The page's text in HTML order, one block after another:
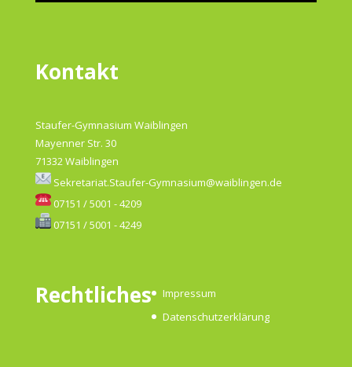
Kontakt
Staufer-Gymnasium Waiblingen
Mayenner Str. 30
71332 Waiblingen
Sekretariat.Staufer-Gymnasium@waiblingen.de
07151 / 5001 - 4209
07151 / 5001 - 4249
Rechtliches
Impressum
Datenschutzerklärung